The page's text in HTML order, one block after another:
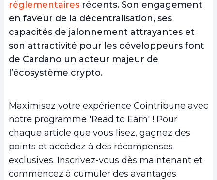
réglementaires récents. Son engagement
en faveur de la décentralisation, ses
capacités de jalonnement attrayantes et
son attractivité pour les développeurs font
de Cardano un acteur majeur de
l’écosystème crypto.
Maximisez votre expérience Cointribune avec
notre programme 'Read to Earn' ! Pour
chaque article que vous lisez, gagnez des
points et accédez à des récompenses
exclusives. Inscrivez-vous dès maintenant et
commencez à cumuler des avantages.